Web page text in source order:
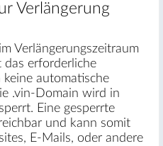
Verlängerung
Verlängerungszeitraum
das erforderliche
automatische
.vin-Domain wird in
Eine gesperrte
und kann somit
E-Mails, oder andere